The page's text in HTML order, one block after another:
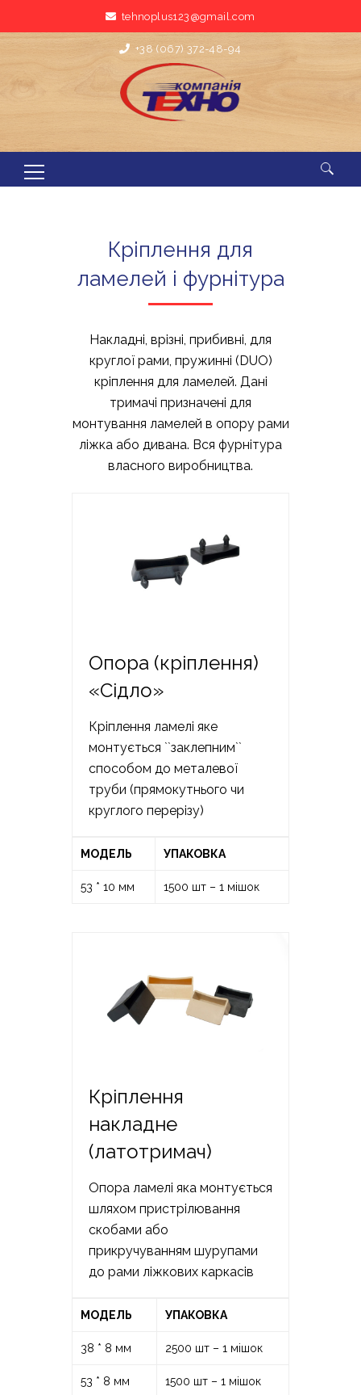
tehnoplus123@gmail.com
+38 (067) 372-48-94
Кріплення для
ламелей і фурнітура
Накладні, врізні, прибивні, для
круглої рами, пружинні (DUO)
кріплення для ламелей. Дані
тримачі призначені для
монтування ламелей в опору рами
ліжка або дивана. Вся фурнітура
власного виробництва.
Опора (кріплення)
«Сідло»
Кріплення ламелі яке
монтується ``заклепним``
способом до металевої
труби (прямокутнього чи
круглого перерізу)
МОДЕЛЬ УПАКОВКА
53 * 10 мм 1500 шт – 1 мішок
Кріплення
накладне
(латотримач)
Опора ламелі яка монтується
шляхом пристрілювання
скобами або
прикручуванням шурупами
до рами ліжкових каркасів
МОДЕЛЬ УПАКОВКА
38 * 8 мм 2500 шт – 1 мішок
53 * 8 мм 1500 шт – 1 мішок